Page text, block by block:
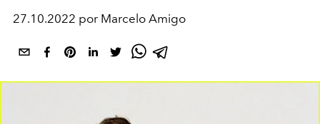
27.10.2022 por Marcelo Amigo